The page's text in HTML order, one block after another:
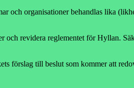
och organisationer behandlas lika
och revidera reglementet för Hyllan.
förslag till beslut som kommer att